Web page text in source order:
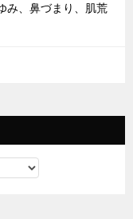
み、鼻づまり、肌荒